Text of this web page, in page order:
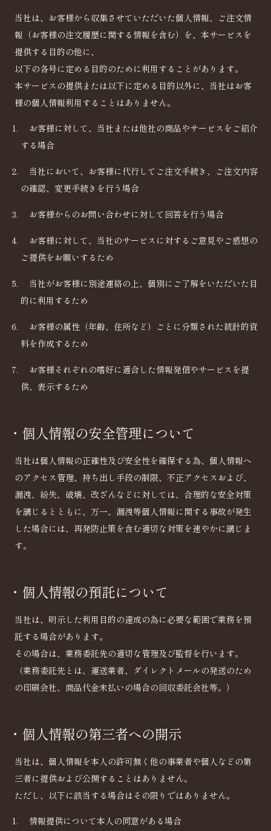
当社は、お客様から収集させていただいた個人情報、ご注文情
報（お客様の注文履歴に関する情報を含む）を、本サービスを
提供する目的の他に、
以下の各号に定める目的のために利用することがあります。
本サービスの提供または以下に定める目的以外に、当社はお客
様の個人情報利用することはありません。
お客様に対して、当社または他社の商品やサービスをご紹介
する場合
当社において、お客様に代行してご注文手続き、ご注文内容
の確認、変更手続きを行う場合
お客様からのお問い合わせに対して回答を行う場合
お客様に対して、当社のサービスに対するご意見やご感想の
ご提供をお願いするため
当社がお客様に別途連絡の上、個別にご了解をいただいた目
的に利用するため
お客様の属性（年齢、住所など）ごとに分類された統計的資
料を作成するため
お客様それぞれの嗜好に適合した情報発信やサービスを提
供、表示するため
・個人情報の安全管理について
当社は個人情報の正確性及び安全性を確保する為、個人情報へ
のアクセス管理、持ち出し手段の制限、不正アクセスおよび、
漏洩、紛失、破壊、改ざんなどに対しては、合理的な安全対策
を講じるとともに、万一、漏洩等個人情報に関する事故が発生
した場合には、再発防止策を含む適切な対策を速やかに講じま
す。
・個人情報の預託について
当社は、明示した利用目的の達成の為に必要な範囲で業務を預
託する場合があります。
その場合は、業務委託先の適切な管理及び監督を行います。
（業務委託先とは、運送業者、ダイレクトメールの発送のため
の印刷会社、商品代金未払いの場合の回収委託会社等。）
・個人情報の第三者への開示
当社は、個人情報を本人の許可無く他の事業者や個人などの第
三者に提供および公開することはありません。
ただし、以下に該当する場合はその限りではありません。
情報提供について本人の同意がある場合